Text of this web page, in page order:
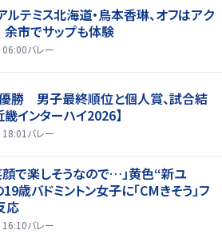
ルテミス北海道・鳥本香琳、オフはアク
市でサップも体験
バレー
勝 男子最終順位と個人賞、試合結
インターハイ2026】
バレー
顔で楽しそうなので…」黄色“新ユ
歳バドミントン女子に「CMきそう」フ
応
バレー